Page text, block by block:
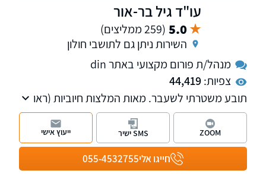
עו"ד גיל בר-אור
5.0 (259 ממליצים)
השירות ניתן גם לתושבי חולון
מנהל/ת פורום מקצועי באתר din
צפיות:44,419
תובע משטרתי לשעבר. מאות המלצות חיוביות (ראו
למטה). בעל ניסיון של כ-30 שנה בייצוג בתיקי פשע
ובתיקי מעצרים וכן עוסק בסגירת תיקים פתוחים
ובמחיקת רישום פלילי ורישום משטרתי.
חייגו אלי055-4532755
ZOOM SMS ישיר ייעוץ אישי